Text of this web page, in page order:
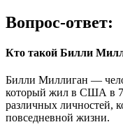
Вопрос-ответ:
Кто такой Билли
Билли Миллиган —
который жил в США в
различных личностей,
повседневной жизни.